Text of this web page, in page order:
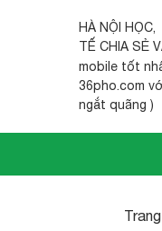
HÀ NỘI HỌC,
TẾ CHIA SẺ
mobile tốt
36pho.com
ngắt quãng )